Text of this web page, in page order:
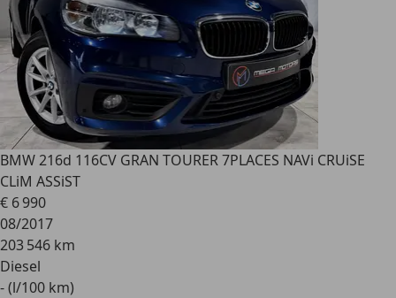
BMW 216d 116CV GRAN TOURER 7PLACES NAVi CRUiSE
CLiM ASSiST
€ 6 990
08/2017
203 546 km
Diesel
- (l/100 km)